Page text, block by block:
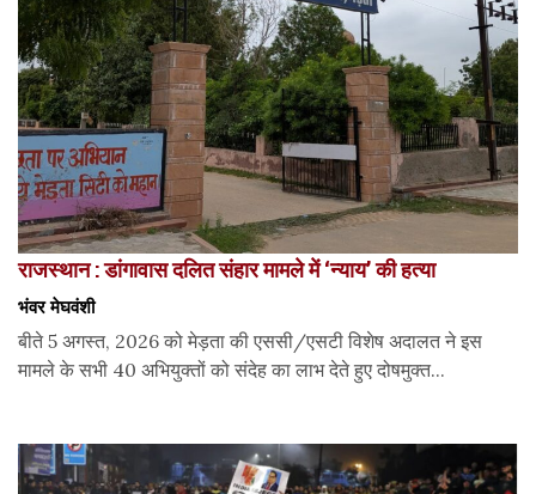
राजस्थान : डांगावास दलित संहार मामले में ‘न्याय’ की हत्या
भंवर मेघवंशी
बीते 5 अगस्त, 2026 को मेड़ता की एससी/एसटी विशेष अदालत ने इस
मामले के सभी 40 अभियुक्तों को संदेह का लाभ देते हुए दोषमुक्त...